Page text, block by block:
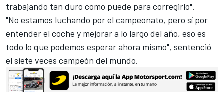
trabajando tan duro como puede para corregirlo".
"No estamos luchando por el campeonato, pero sí por
entender el coche y mejorar a lo largo del año, eso es
todo lo que podemos esperar ahora mismo", sentenció
el siete veces campeón del mundo.